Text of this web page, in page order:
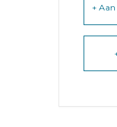
+ Aan